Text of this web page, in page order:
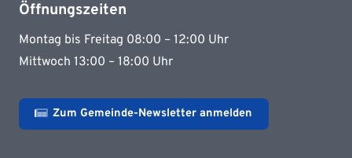
Öffnungszeiten
Montag bis Freitag 08:00 – 12:00 Uhr
Mittwoch 13:00 – 18:00 Uhr
Zum Gemeinde-Newsletter anmelden